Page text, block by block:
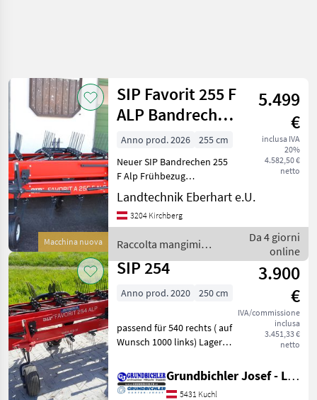
ricerca
Paese Filtri
PERCORSO
ATTUALE
Settore
agricolo
Mangimi
Rastrello
A Nastro
Sip
SCEGLI
CATEGORIA
SIP
Molon
Reimposta
Mostra
19
risultati
Macchina nuova
SIP Favorit 255 F
ALP Bandrechen
Heuraupe
5.499
€
inclusa IVA
20%
4.582,50 €
netto
Anno prod. 2026
255 cm
Neuer SIP Bandrechen 255
F Alp Frühbezug
Arbeitsbreite: 2.5 m 5
Doppelzinken pro Arm
Gewicht: 344 kg
und 1000 U/min
Leistungsbedarf: 20P
Landtechnik Eberhart e.U.
3204 Kirchberg
Raccolta mangimi /
SIP
Da 4 giorni
online
SIP 254
3.900
€
IVA/commissione
inclusa
3.451,33 €
netto
Anno prod. 2020 250 cm
passend für 540 rechts ( auf
Wunsch 1000 links) Lager
Raccolta mangimi Rastrello
a nastro
Grundbichler Josef - Landmaschinen
5431 Kuchl